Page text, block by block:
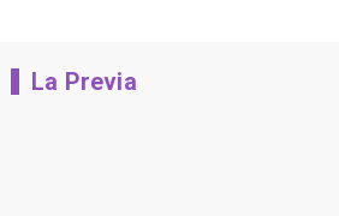
La Previa